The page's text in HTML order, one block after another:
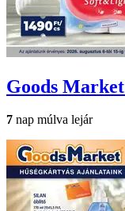
Goods Market
7 nap múlva lejár